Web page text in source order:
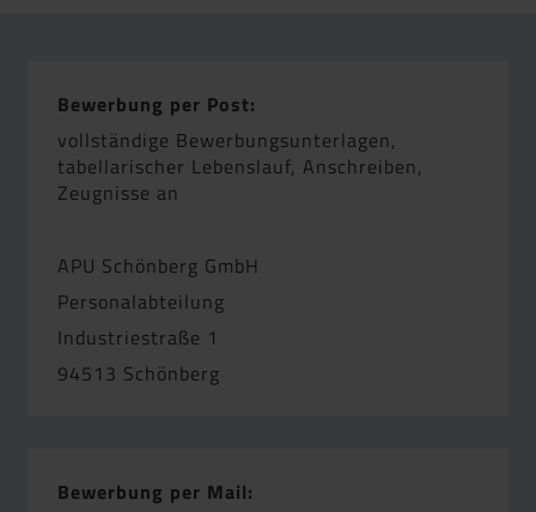
Bewerbung per Post:
vollständige Bewerbungsunterlagen,
tabellarischer Lebenslauf, Anschreiben,
Zeugnisse an
APU Schönberg GmbH
Personalabteilung
Industriestraße 1
94513 Schönberg
Bewerbung per Mail: